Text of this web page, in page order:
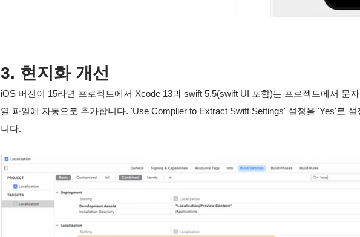
3. 현지화 개선
iOS 버전이 15라면 프로젝트에서 Xcode 13과 swift 5.5(swift UI 포함)는 프로젝트에서 문
열 파일에 자동으로 추가합니다. 'Use Complier to Extract Swift Settings' 설정을 'Yes'로
니다.